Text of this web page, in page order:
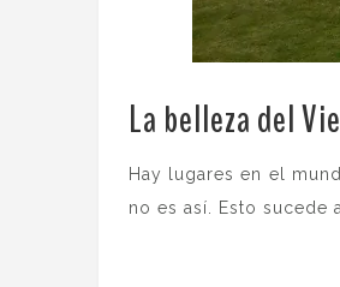
La belleza del
Hay lugares en el
no es así. Esto